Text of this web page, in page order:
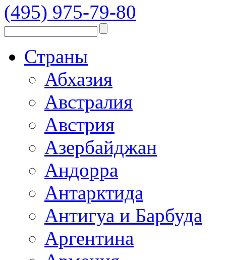
(495) 975-79-80
Страны
Абхазия
Австралия
Австрия
Азербайджан
Андорра
Антарктида
Антигуа и Барбуда
Аргентина